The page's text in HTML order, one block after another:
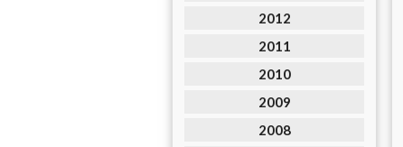
2012
2011
2010
2009
2008